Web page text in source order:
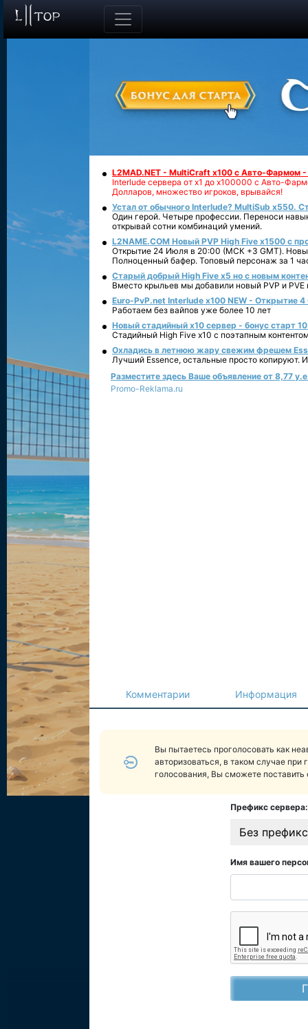
L2MAD.NET - MultiCraft x100 с Авто-Фармом
Interlude сервера от х1 до х100000 с Авто-
Долларов, множество игроков, врывайся!
Устал от обычного Interlude? MultiSub x550.
Один герой. Четыре профессии. Переноси
открывай сотни комбинаций умений.
L2NAME.COM Новый PVP High Five x1500 с
Открытие 24 Июля в 20:00 (МСК +3 GMT).
Полноценный бафер. Топовый персонаж за 1
Старый добрый High Five x5 но с новым
Вместо крыльев мы добавили новый PVP и PVE
Euro-PvP.net Interlude х100 NEW - Открытие 4
Работаем без вайпов уже более 10 лет
Новый стадийный х10 сервер - бонус старт
Стадийный High Five x10 с поэтапным
Охладись в летнюю жару свежим фрешем
Лучший Essence, остальные просто копируют.
Разместите здесь Ваше объявление от 8,77
Promo-Reklama.ru
Комментарии Информация
Вы пытаетесь проголосовать как
авторизоваться, в таком случае при
голосования, Вы сможете поставить
Префикс сервера:
Без
Имя вашего